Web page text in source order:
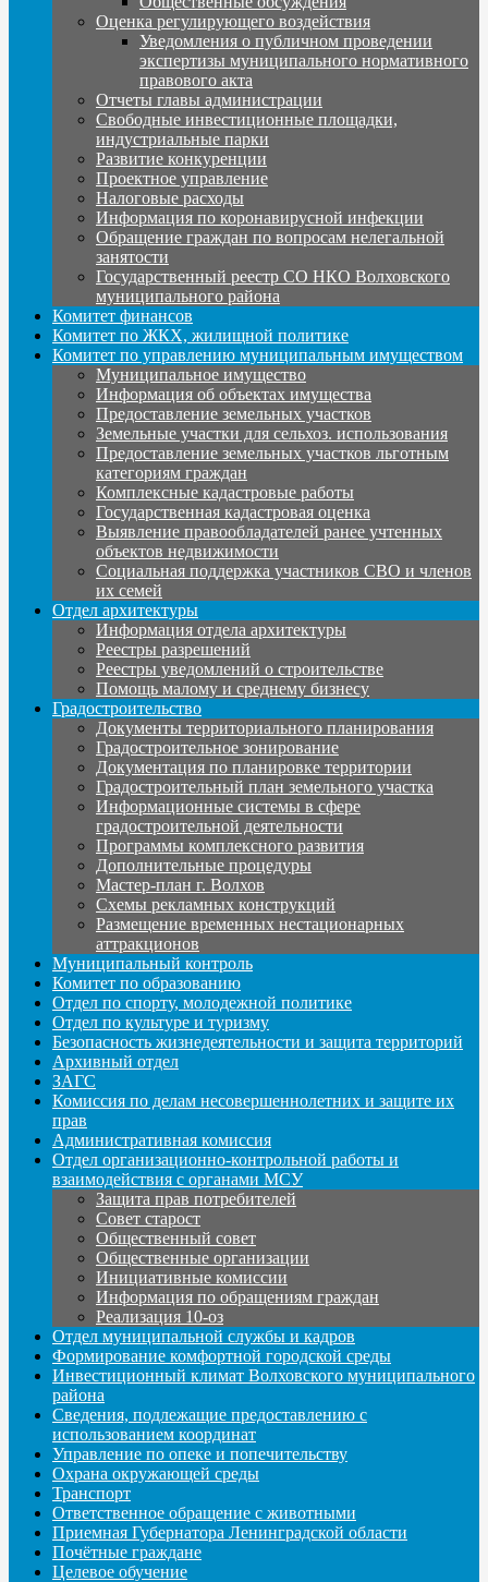
Оценка регулирующего воздействия
Уведомления о публичном проведении
экспертизы муниципального нормативного
правового акта
Отчеты главы администрации
Свободные инвестиционные площадки,
индустриальные парки
Развитие конкуренции
Проектное управление
Налоговые расходы
Информация по коронавирусной инфекции
Обращение граждан по вопросам нелегальной
занятости
Государственный реестр СО НКО Волховского
муниципального района
Комитет финансов
Комитет по ЖКХ, жилищной политике
Комитет по управлению муниципальным имуществом
Муниципальное имущество
Информация об объектах имущества
Предоставление земельных участков
Земельные участки для сельхоз. использования
Предоставление земельных участков льготным
категориям граждан
Комплексные кадастровые работы
Государственная кадастровая оценка
Выявление правообладателей ранее учтенных
объектов недвижимости
Социальная поддержка участников СВО и членов
их семей
Отдел архитектуры
Информация отдела архитектуры
Реестры разрешений
Реестры уведомлений о строительстве
Помощь малому и среднему бизнесу
Градостроительство
Документы территориального планирования
Градостроительное зонирование
Документация по планировке территории
Градостроительный план земельного участка
Информационные системы в сфере
градостроительной деятельности
Программы комплексного развития
Дополнительные процедуры
Мастер-план г. Волхов
Схемы рекламных конструкций
Размещение временных нестационарных
аттракционов
Муниципальный контроль
Комитет по образованию
Отдел по спорту, молодежной политике
Отдел по культуре и туризму
Безопасность жизнедеятельности и защита территорий
Архивный отдел
ЗАГС
Комиссия по делам несовершеннолетних и защите их
прав
Административная комиссия
Отдел организационно-контрольной работы и
взаимодействия с органами МСУ
Защита прав потребителей
Совет старост
Общественный совет
Общественные организации
Инициативные комиссии
Информация по обращениям граждан
Реализация 10-оз
Отдел муниципальной службы и кадров
Формирование комфортной городской среды
Инвестиционный климат Волховского муниципального
района
Сведения, подлежащие предоставлению с
использованием координат
Управление по опеке и попечительству
Охрана окружающей среды
Транспорт
Ответственное обращение с животными
Приемная Губернатора Ленинградской области
Почётные граждане
Целевое обучение